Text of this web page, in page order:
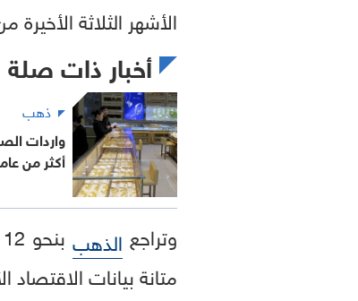
الأشهر الثلاثة الأخيرة من العام،
أخبار ذات صلة
ذهب
واردات
أكثر من
وتراجع الذهببنحو 12 بالمئة حتى الآن خلال هذا الربع، حيث لعبت "إعادة تسعير توقعات
متانة بيانات